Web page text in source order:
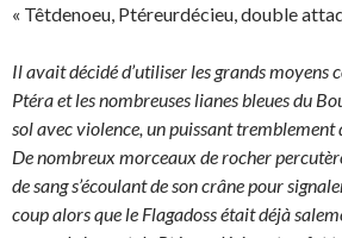
« Têtdenoeu, Ptéreurdécieu, double
Il avait décidé d’utiliser les grands moyens
Ptéra et les nombreuses lianes bleues du
sol avec violence, un puissant tremblement
De nombreux morceaux de rocher
de sang s’écoulant de son crâne pour
coup alors que le Flagadoss était déjà